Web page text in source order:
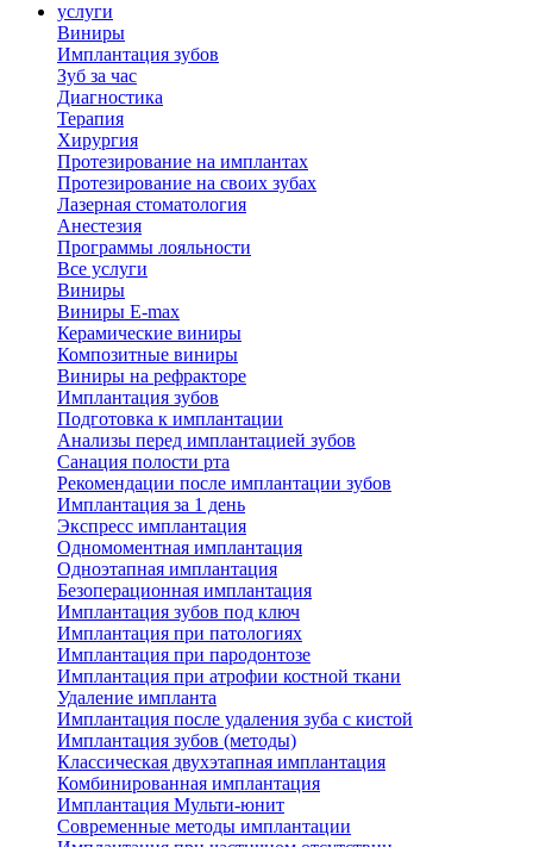
услуги
Виниры
Имплантация зубов
Зуб за час
Диагностика
Терапия
Хирургия
Протезирование на имплантах
Протезирование на своих зубах
Лазерная стоматология
Анестезия
Программы лояльности
Все услуги
Виниры
Виниры E-max
Керамические виниры
Композитные виниры
Виниры на рефракторе
Имплантация зубов
Подготовка к имплантации
Анализы перед имплантацией зубов
Санация полости рта
Рекомендации после имплантации зубов
Имплантация за 1 день
Экспресс имплантация
Одномоментная имплантация
Одноэтапная имплантация
Безоперационная имплантация
Имплантация зубов под ключ
Имплантация при патологиях
Имплантация при пародонтозе
Имплантация при атрофии костной ткани
Удаление импланта
Имплантация после удаления зуба с кистой
Имплантация зубов (методы)
Классическая двухэтапная имплантация
Комбинированная имплантация
Имплантация Мульти-юнит
Современные методы имплантации